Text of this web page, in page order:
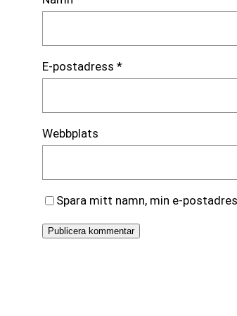
E-postadress *
Webbplats
Spara mitt namn, min e-